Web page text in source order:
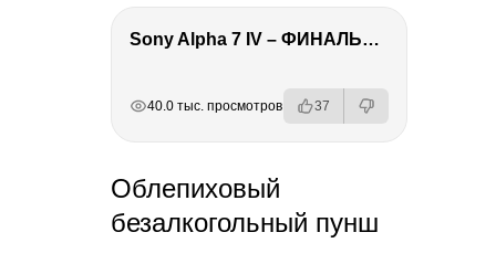
Sony Alpha 7 IV – ФИНАЛЬНЫЙ ОБЗОР
40.0 тыс. просмотров 37
Облепиховый
безалкогольный пунш